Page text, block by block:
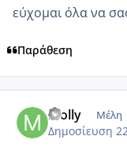
εύχομαι όλα να
Παράθεση
molly Μέλη
Δημοσίευση